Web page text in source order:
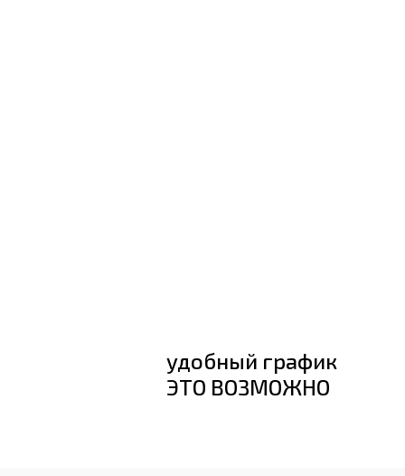
удобный график
ЭТО ВОЗМОЖНО